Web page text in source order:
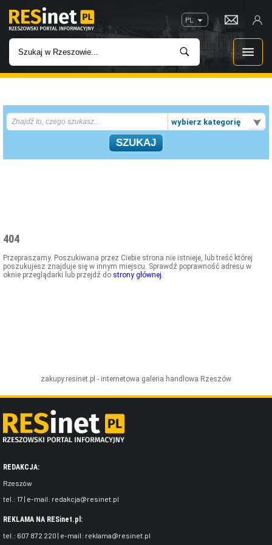
PL
INWESTYCJE
IMPREZY
GASTRONOMIA
wybierz kategorię
404
Przepraszamy. Poszukiwana przez Ciebie strona nie istnieje, lub treść której
poszukujesz znajduje się w innym miejscu. Sprawdź poprawność adresu w
oknie przeglądarki lub przejdź do strony głównej.
zakupy.resinet.pl - internetowa galeria handlowa Rzeszów
REDAKCJA:
Rzeszów
tel.: 17 | e-mail: redakcja@resinet.pl
REKLAMA NA RESinet.pl:
tel.: 607 872 220 | e-mail: reklama@resinet.pl